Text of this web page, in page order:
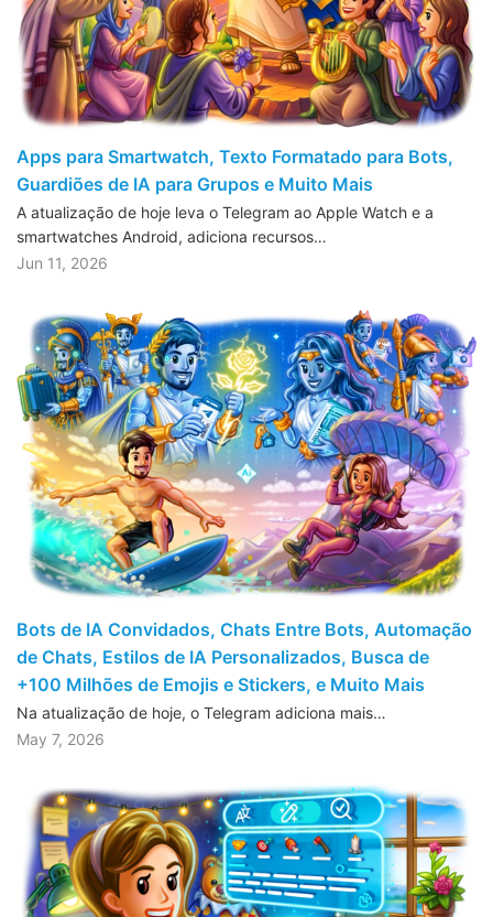
Apps para Smartwatch, Texto Formatado para Bots,
Guardiões de IA para Grupos e Muito Mais
A atualização de hoje leva o Telegram ao Apple Watch e a
smartwatches Android, adiciona recursos…
Jun 11, 2026
Bots de IA Convidados, Chats Entre Bots, Automação
de Chats, Estilos de IA Personalizados, Busca de
+100 Milhões de Emojis e Stickers, e Muito Mais
Na atualização de hoje, o Telegram adiciona mais…
May 7, 2026